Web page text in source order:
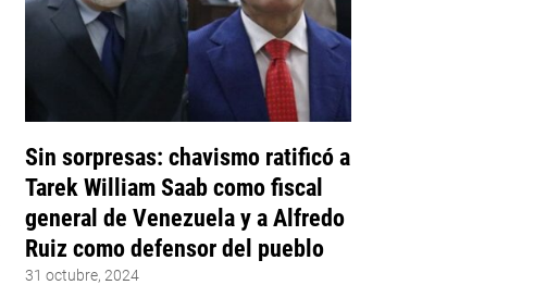
Sin sorpresas: chavismo ratificó a
Tarek William Saab como fiscal
general de Venezuela y a Alfredo
Ruiz como defensor del pueblo
31 octubre, 2024